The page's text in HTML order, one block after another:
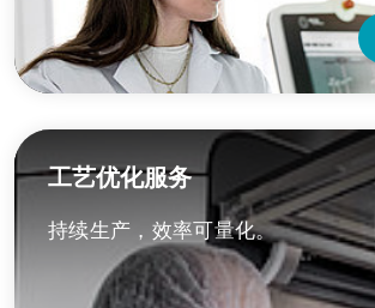
工艺优化服务
持续生产，效率可量化。